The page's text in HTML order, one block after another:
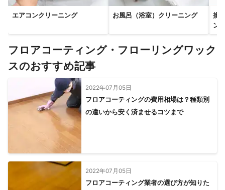
エアコンクリーニング お風呂（浴室）クリーニング
換
ン
フロアコーティング・フローリングワック
スのおすすめ記事
2022年07月05日
フロアコーティングの費用相場は？種類別
の違いから安く済ませるコツまで
2022年07月05日
フロアコーティング業者の選び方が知りた